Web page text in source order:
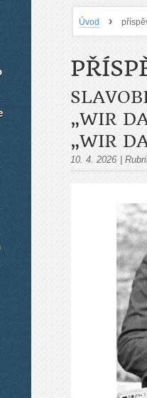
Úvod ›
„WIR
„WIR
10. 4. 2026